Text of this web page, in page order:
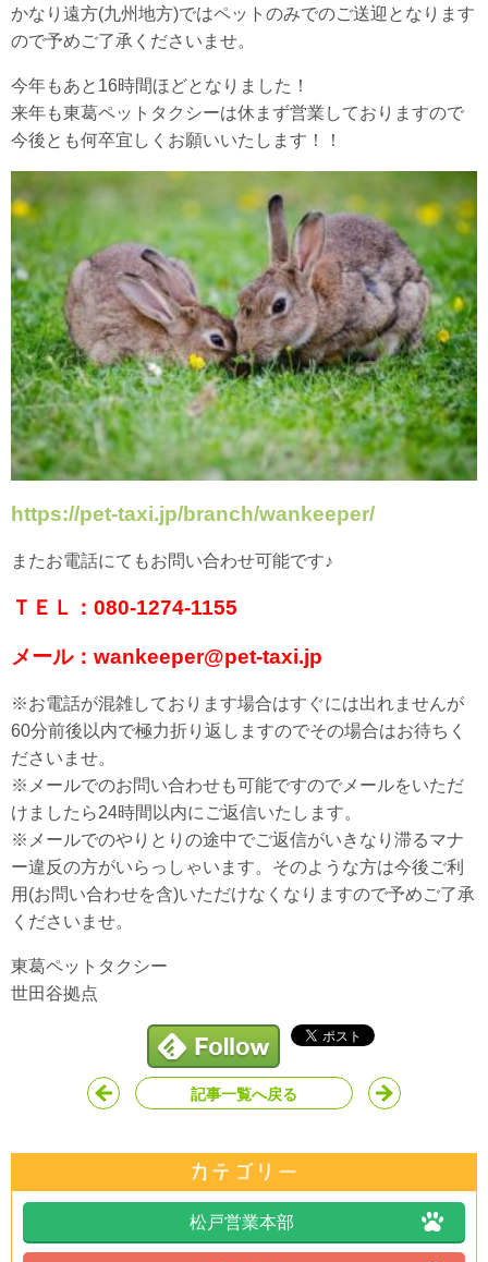
かなり遠方(九州地方)ではペットのみでのご送迎となります
ので予めご了承くださいませ。
今年もあと16時間ほどとなりました！
来年も東葛ペットタクシーは休まず営業しておりますので
今後とも何卒宜しくお願いいたします！！
https://pet-taxi.jp/branch/wankeeper/
またお電話にてもお問い合わせ可能です♪
ＴＥＬ：080-1274-1155
メール：wankeeper@pet-taxi.jp
※お電話が混雑しております場合はすぐには出れませんが
60分前後以内で極力折り返しますのでその場合はお待ちく
ださいませ。
※メールでのお問い合わせも可能ですのでメールをいただ
けましたら24時間以内にご返信いたします。
※メールでのやりとりの途中でご返信がいきなり滞るマナ
ー違反の方がいらっしゃいます。そのような方は今後ご利
用(お問い合わせを含)いただけなくなりますので予めご了承
くださいませ。
東葛ペットタクシー
世田谷拠点
記事一覧へ戻る
松戸営業本部